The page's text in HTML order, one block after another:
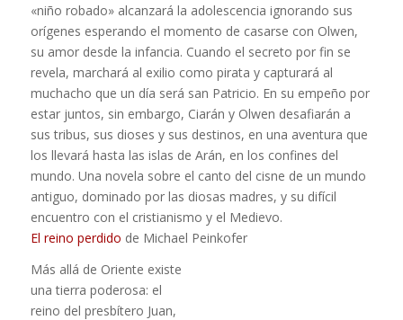
«niño robado» alcanzará la adolescencia ignorando sus
orígenes esperando el momento de casarse con Olwen,
su amor desde la infancia. Cuando el secreto por fin se
revela, marchará al exilio como pirata y capturará al
muchacho que un día será san Patricio. En su empeño por
estar juntos, sin embargo, Ciarán y Olwen desafiarán a
sus tribus, sus dioses y sus destinos, en una aventura que
los llevará hasta las islas de Arán, en los confines del
mundo. Una novela sobre el canto del cisne de un mundo
antiguo, dominado por las diosas madres, y su difícil
encuentro con el cristianismo y el Medievo.
El reino perdido de Michael Peinkofer
Más allá de Oriente existe
una tierra poderosa: el
reino del presbítero Juan,